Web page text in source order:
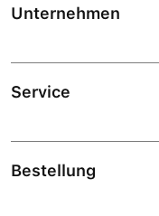
Unternehmen
Service
Bestellung